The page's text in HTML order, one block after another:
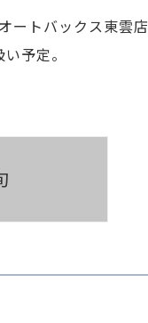
トバックス東雲店
予定。